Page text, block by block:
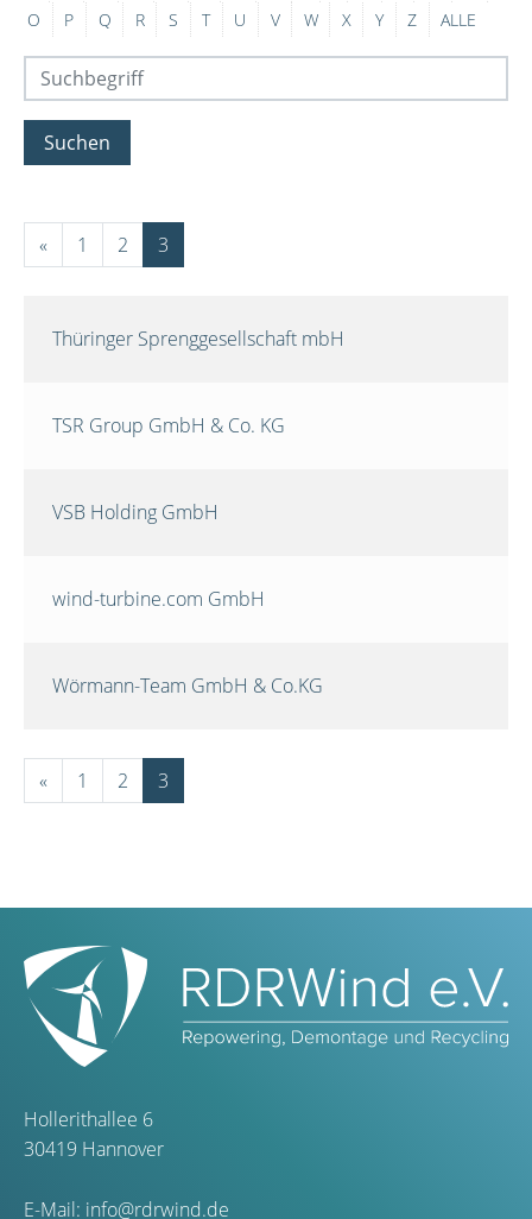
O
P Q R S T U V W X Y Z ALLE
Suchen
« 1 2 3
Thüringer Sprenggesellschaft mbH
TSR Group GmbH & Co. KG
VSB Holding GmbH
wind-turbine.com GmbH
Wörmann-Team GmbH & Co.KG
« 1 2 3
Hollerithallee 6
30419 Hannover
E-Mail: info@rdrwind.de